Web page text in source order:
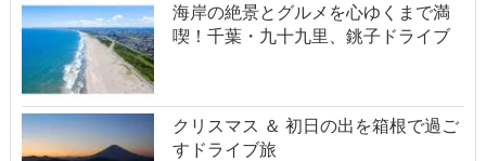
海岸の絶景とグルメを心ゆくまで満
喫！千葉・九十九里、銚子ドライブ
クリスマス ＆ 初日の出を箱根で過ご
すドライブ旅